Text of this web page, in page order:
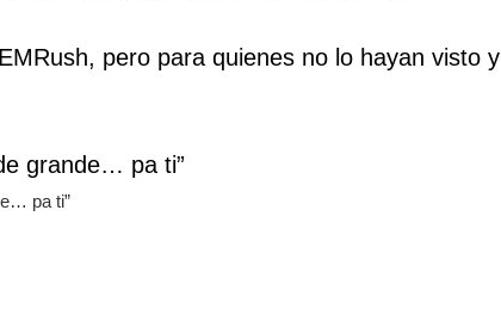
pero para quienes no lo hayan visto y
pa ti”